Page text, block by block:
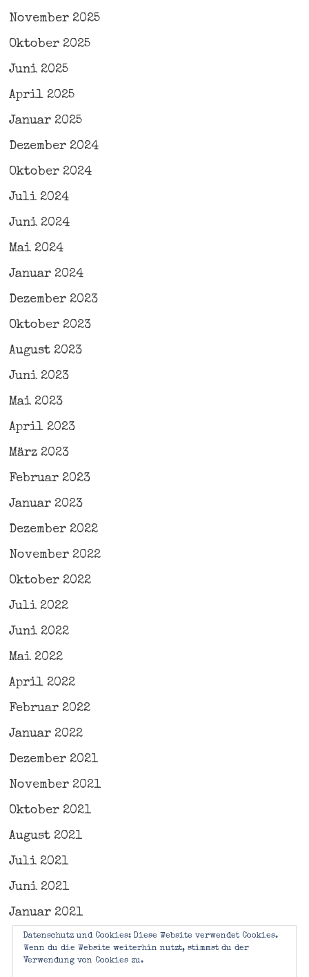
November 2025
Oktober 2025
Juni 2025
April 2025
Januar 2025
Dezember 2024
Oktober 2024
Juli 2024
Juni 2024
Mai 2024
Januar 2024
Dezember 2023
Oktober 2023
August 2023
Juni 2023
Mai 2023
April 2023
März 2023
Februar 2023
Januar 2023
Dezember 2022
November 2022
Oktober 2022
Juli 2022
Juni 2022
Mai 2022
April 2022
Februar 2022
Januar 2022
Dezember 2021
November 2021
Oktober 2021
August 2021
Juli 2021
Juni 2021
Januar 2021
Datenschutz und Cookies: Diese Website verwendet Cookies.
Wenn du die Website weiterhin nutzt, stimmst du der
Verwendung von Cookies zu.